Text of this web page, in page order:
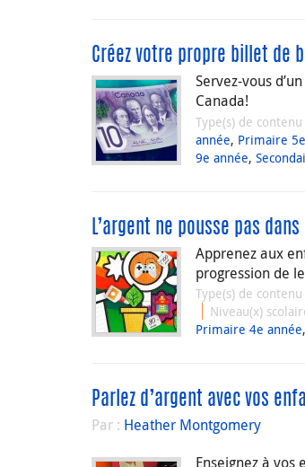
Créez votre propre billet de
Servez-vous
Canada!
Type(s) de contenu
année, Primaire
9e année,
L’argent ne pousse pas
Apprenez aux
progression de
Type(s) de contenu
Niveau(x)
Primaire 4e année,
Parlez d’argent avec vos
Par : Heather Montgomery
Enseignez à